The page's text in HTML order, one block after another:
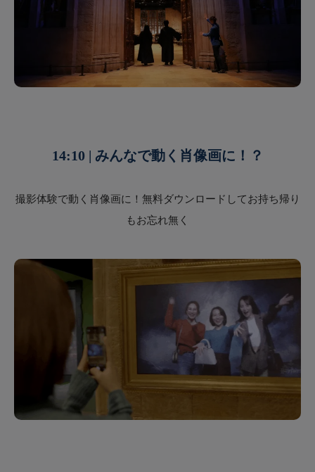
14:10 | みんなで動く肖像画に！？
撮影体験で動く肖像画に！無料ダウンロードしてお持ち帰り
もお忘れ無く